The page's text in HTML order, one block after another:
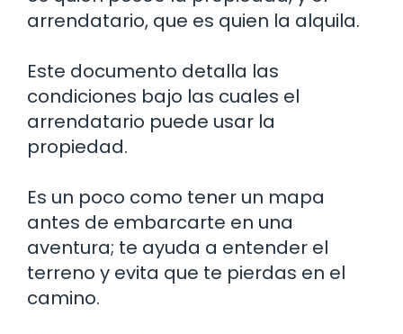
arrendatario, que es quien la alquila.
Este documento detalla las
condiciones bajo las cuales el
arrendatario puede usar la
propiedad.
Es un poco como tener un mapa
antes de embarcarte en una
aventura; te ayuda a entender el
terreno y evita que te pierdas en el
camino.